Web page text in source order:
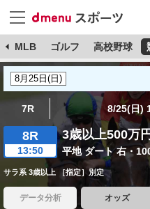
MLB ゴルフ 高校野球
7R 8/25(日)
8R
13:50
3歳以上500万
平地 ダート 右・
サラ系 3歳以上 ［指定］別定
データ分析 オッズ